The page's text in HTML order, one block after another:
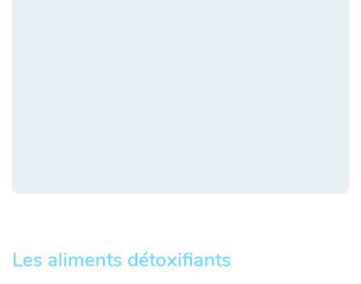
Les aliments détoxifiants